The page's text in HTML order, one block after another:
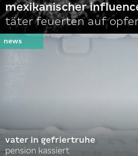
mexikanischer
täter feuerten auf
vater in gefriertruhe
pension kassiert